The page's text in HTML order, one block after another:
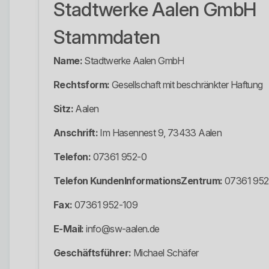
Stadtwerke Aalen GmbH
Stammdaten
Name: Stadtwerke Aalen GmbH
Rechtsform: Gesellschaft mit beschränkter Haftung
Sitz: Aalen
Anschrift: Im Hasennest 9, 73433 Aalen
Telefon: 07361 952-0
Telefon KundenInformationsZentrum: 07361
Fax: 07361 952-109
E-Mail: info@sw-aalen.de
Geschäftsführer: Michael Schäfer